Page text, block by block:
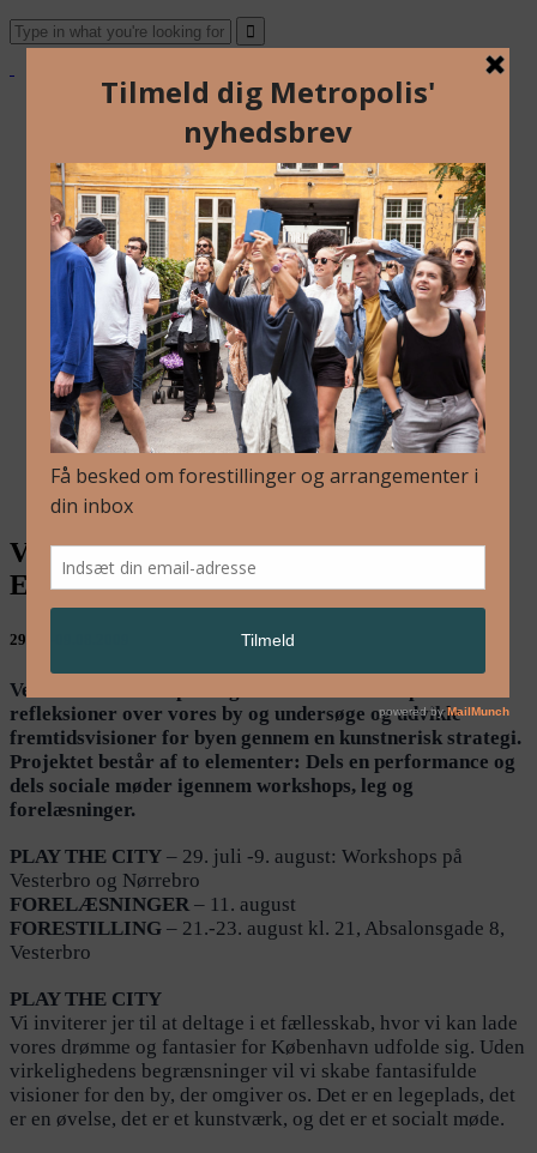
Archive
Newsletter
Contact
English
Danish
About Us
Archive
Newsletter
Contact
English
Danish
VERTICAL EXILE workshop – Public
Eye: Collective Work
29.07.-09.08.2009
Vertical Exile – Copenhagen 09 ønsker at anspore til
refleksioner over vores by og undersøge og udvikle
fremtidsvisioner for byen gennem en kunstnerisk strategi.
Projektet består af to elementer: Dels en performance og
dels sociale møder igennem workshops, leg og
forelæsninger.
PLAY THE CITY – 29. juli -9. august: Workshops på
Vesterbro og Nørrebro
FORELÆSNINGER – 11. august
FORESTILLING – 21.-23. august kl. 21, Absalonsgade 8,
Vesterbro
PLAY THE CITY
Vi inviterer jer til at deltage i et fællesskab, hvor vi kan lade
vores drømme og fantasier for København udfolde sig. Uden
virkelighedens begrænsninger vil vi skabe fantasifulde
visioner for den by, der omgiver os. Det er en legeplads, det
er en øvelse, det er et kunstværk, og det er et socialt møde.